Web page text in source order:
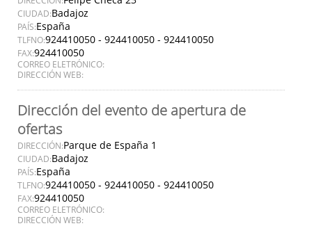
CIUDAD:Badajoz
PAÍS:España
TLFNO:924410050 - 924410050 - 924410050
FAX:924410050
CORREO ELETRÓNICO:
DIRECCIÓN WEB:
Dirección del evento de apertura de
ofertas
DIRECCIÓN:Parque de España 1
CIUDAD:Badajoz
PAÍS:España
TLFNO:924410050 - 924410050 - 924410050
FAX:924410050
CORREO ELETRÓNICO:
DIRECCIÓN WEB: